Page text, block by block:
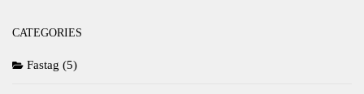
CATEGORIES
Fastag (5)